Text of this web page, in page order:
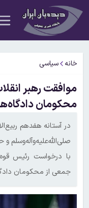
خانه سیاسی
موافقت رهبر
محکومان
در آستانه هفدهم
صلی‌الله‌علیه‌وآله‌وسلم
با درخواست رئیس
جمعی از محکومان